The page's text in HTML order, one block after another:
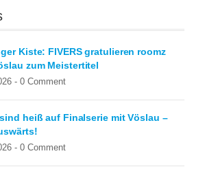
Kiste: FIVERS gratulieren roomz
zum Meistertitel
- 0 Comment
sind heiß auf Finalserie mit Vöslau –
- 0 Comment